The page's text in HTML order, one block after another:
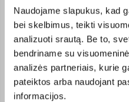
Naudojame slapukus, kad
bei skelbimus, teikti
analizuoti srautą. Be to,
bendriname su
analizės partneriais, kurie
pateiktos arba naudojant
informacijos.
susiaurinti asortimentą ir
Peržiūrėkite
BIGBOX.LT, palyginkite
Pasirinktą prekę pristatysime
terminą.